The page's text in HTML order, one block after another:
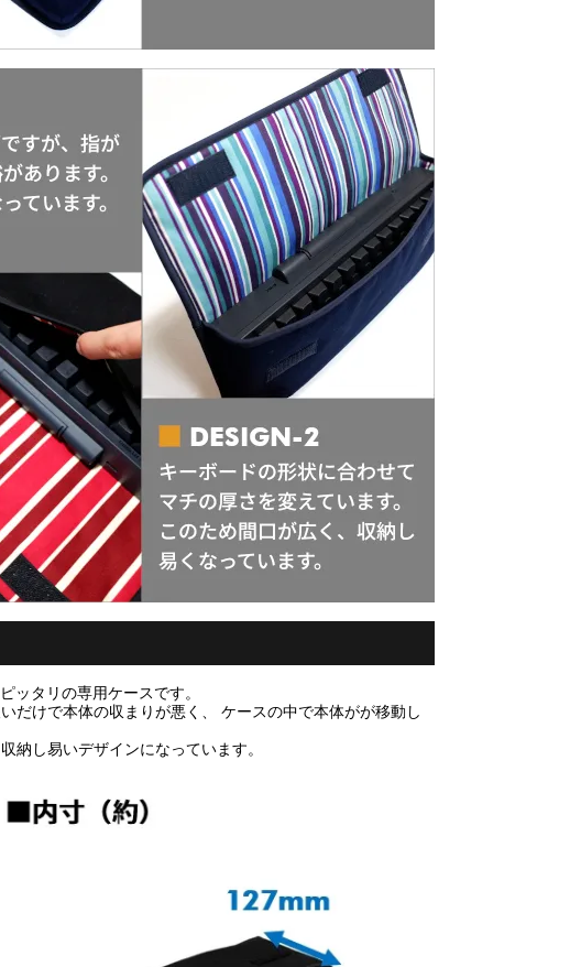
ッタリの専用ケースです。
だけで本体の収まりが悪く、 ケースの中で本体がが移動し
納し易いデザインになっています。